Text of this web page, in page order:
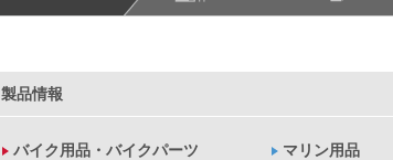
製品情報
バイク用品・バイクパーツ マリン用品